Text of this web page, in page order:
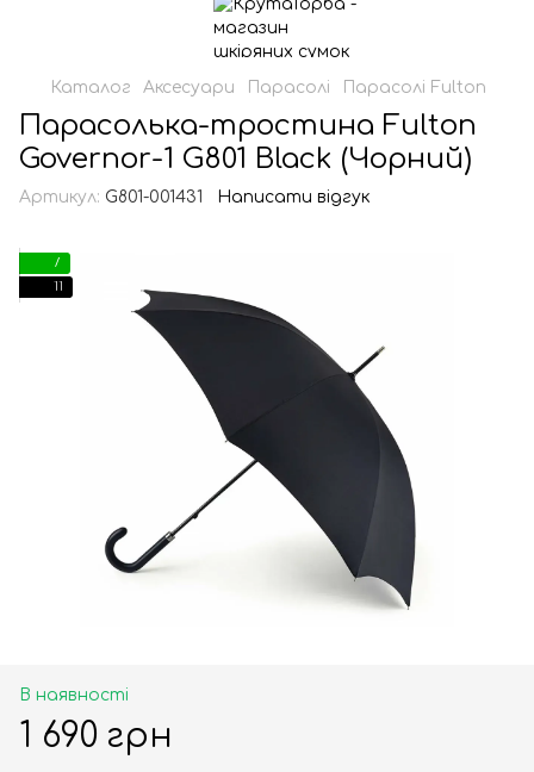
Каталог Аксесуари Парасолі Парасолі Fulton
Парасолька-тростина Fulton
Governor-1 G801 Black (Чорний)
Артикул: G801-001431 Написати відгук
7
11
В наявності
1 690 грн